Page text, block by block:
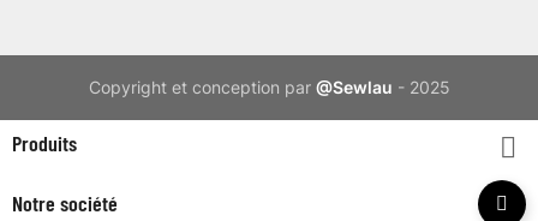
Copyright et conception par @Sewlau - 2025
Produits 
Notre société 